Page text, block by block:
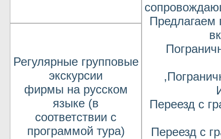
Предлагаем
Переезд с
Переезд с
Регулярные групповые
экскурсии
фирмы на русском
языке (в
соответствии с
программой тура)